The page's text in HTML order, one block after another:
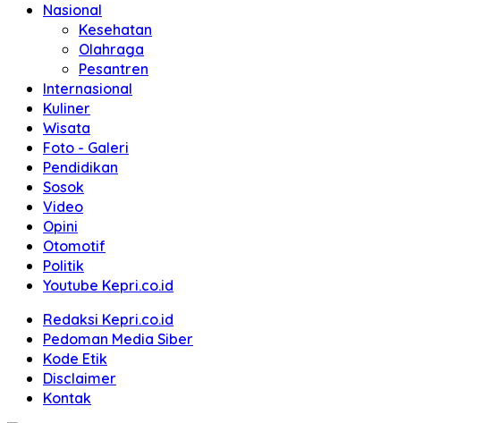
Nasional
Kesehatan
Olahraga
Pesantren
Internasional
Kuliner
Wisata
Foto - Galeri
Pendidikan
Sosok
Video
Opini
Otomotif
Politik
Youtube Kepri.co.id
Redaksi Kepri.co.id
Pedoman Media Siber
Kode Etik
Disclaimer
Kontak